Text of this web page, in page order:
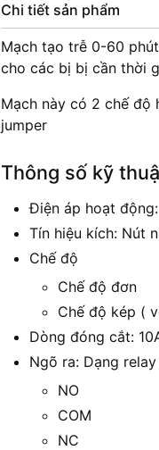
Chi tiết sản phẩm
Mạch tạo trễ 0-60
cho các bị bị cần thời
Mạch này có 2 chế độ
jumper
Thông số kỹ
Điện áp hoạt
Tín hiệu kích: Nút
Chế độ
Chế độ đơn
Chế độ kép (
Dòng đóng cắt:
Ngõ ra: Dạng
NO
COM
NC